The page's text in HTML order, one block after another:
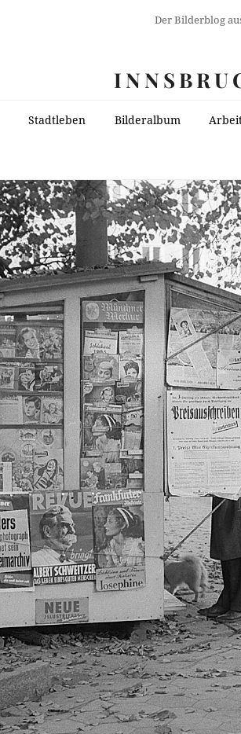
Der Bilderblog
Stadtleben Bilderalbum